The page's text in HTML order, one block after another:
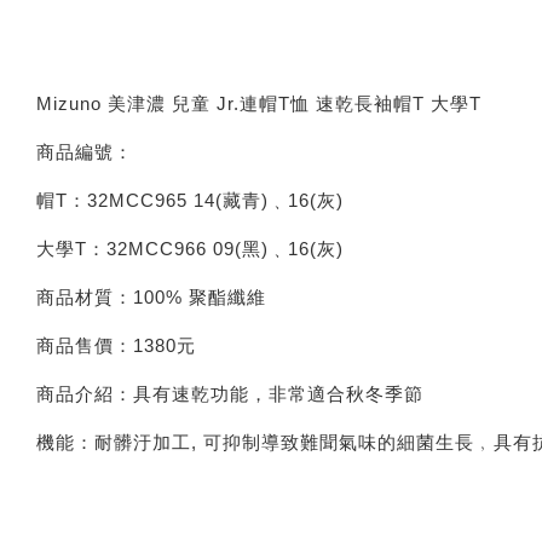
Mizuno 美津濃 兒童 Jr.連帽T恤 速乾長袖帽T 大學T
商品編號：
帽T：32MCC965 14(藏青)﹑16(灰)
大學T：32MCC966 09(黑)﹑16(灰)
商品材質：100% 聚酯纖維
商品售價：1380元
商品介紹：具有速乾功能，非常適合秋冬季節
機能：耐髒汙加工, 可抑制導致難聞氣味的細菌生長﹐具有